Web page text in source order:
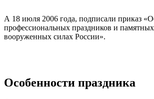
А 18 июля 2006 года, подписали приказ
профессиональных праздников и
вооруженных силах России».
Особенности праздника